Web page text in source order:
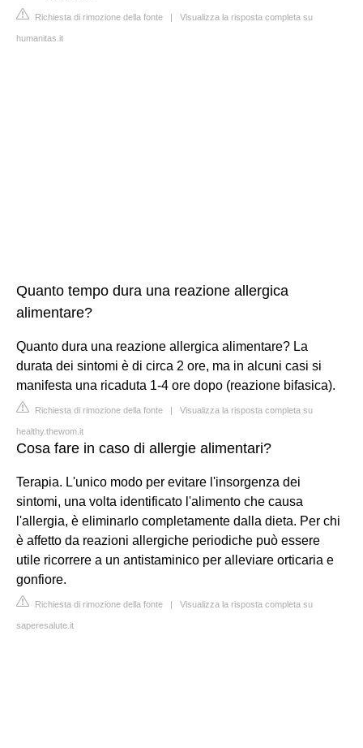
Richiesta di rimozione della fonte | Visualizza la risposta completa su
humanitas.it
Quanto tempo dura una reazione allergica
alimentare?
Quanto dura una reazione allergica alimentare? La
durata dei sintomi è di circa 2 ore, ma in alcuni casi si
manifesta una ricaduta 1-4 ore dopo (reazione bifasica).
Richiesta di rimozione della fonte | Visualizza la risposta completa su
healthy.thewom.it
Cosa fare in caso di allergie alimentari?
Terapia. L'unico modo per evitare l'insorgenza dei
sintomi, una volta identificato l'alimento che causa
l'allergia, è eliminarlo completamente dalla dieta. Per chi
è affetto da reazioni allergiche periodiche può essere
utile ricorrere a un antistaminico per alleviare orticaria e
gonfiore.
Richiesta di rimozione della fonte | Visualizza la risposta completa su
saperesalute.it